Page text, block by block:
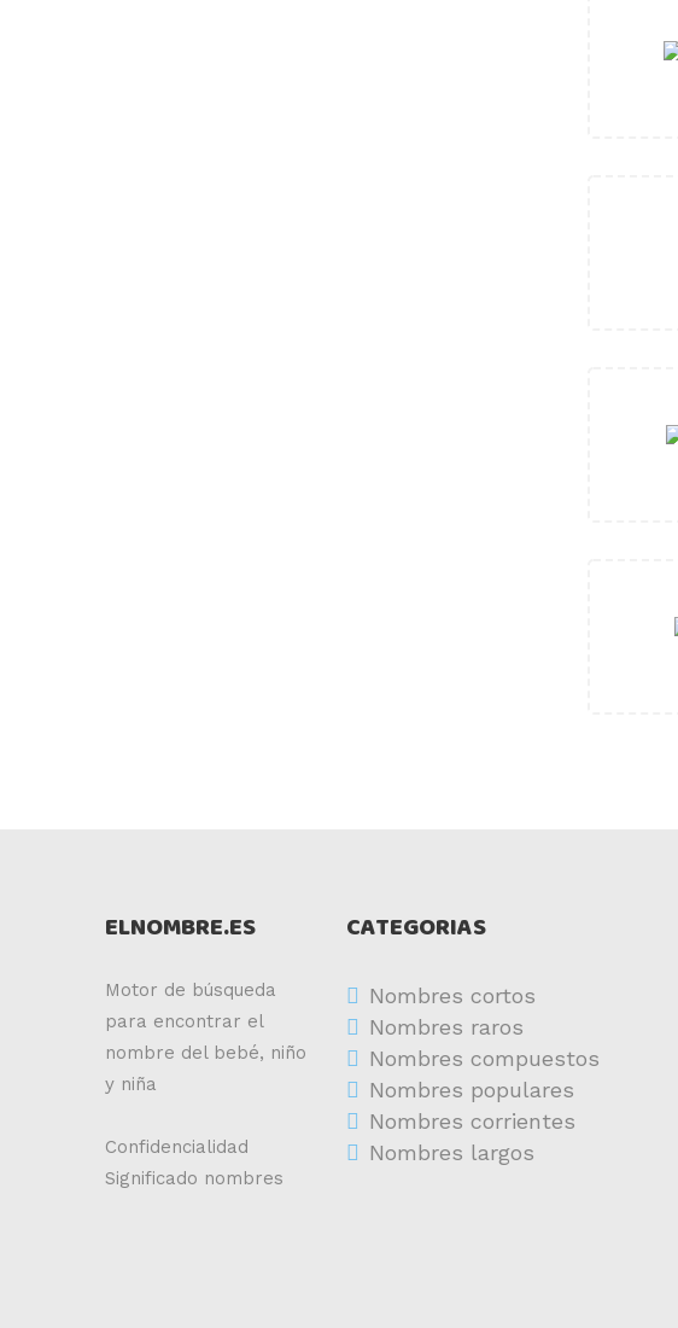
ELNOMBRE.ES
Motor de búsqueda
para encontrar el
nombre del bebé, niño
y niña
Confidencialidad
Significado nombres
CATEGORIAS
Nombres cortos
Nombres raros
Nombres compuestos
Nombres populares
Nombres corrientes
Nombres largos